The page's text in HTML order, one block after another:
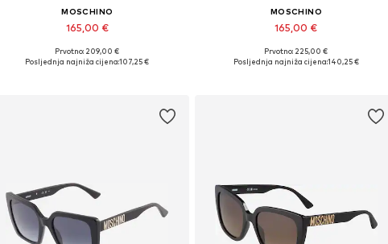
MOSCHINO
165,00 €
Dostupne veličine: 55
Prvotno: 209,00 €
Posljednja najniža cijena:107,25 €
MOSCHINO
165,00 €
Dostupne veličine: 53
Prvotno: 225,00 €
Posljednja najniža cijena:140,25 €